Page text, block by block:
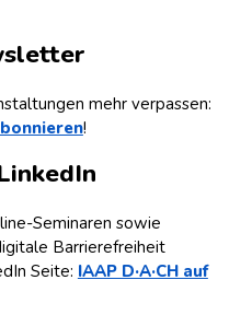
mehr verpassen:
!
Seminaren sowie
Barrierefreiheit
Seite: IAAP D·A·CH auf